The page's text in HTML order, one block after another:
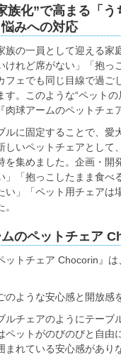
族化”で高まる「
みへの対応
族の一員として迎える家
けれど席がない」「抱っ
フェでも同じ目線で過ご
す。このような“ペットの
肉球アームのペットチェ
ルに固定することで、愛
しいペットチェアとして
を集めました。企画・開
」「抱っこしたまま食べ
い」「ペット用チェアは
ムのペットチェア
ットチェア Chocorin』
ような安心感と開放感
ルチェアのようにテーブ
ペットがのびのびと自由
まれている安心感があり